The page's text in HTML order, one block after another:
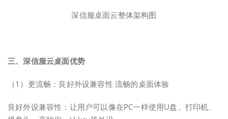
深信服桌面云整体架构图
三、深信服云桌面优势
（1）更流畅：良好外设兼容性 流畅的桌面体验
良好外设兼容性：让用户可以像在PC一样使用U盘、打印机、